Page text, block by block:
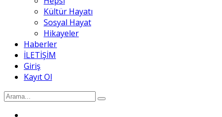
Kültür Hayatı
Sosyal Hayat
Hikayeler
Haberler
İLETİŞİM
Giriş
Kayıt Ol